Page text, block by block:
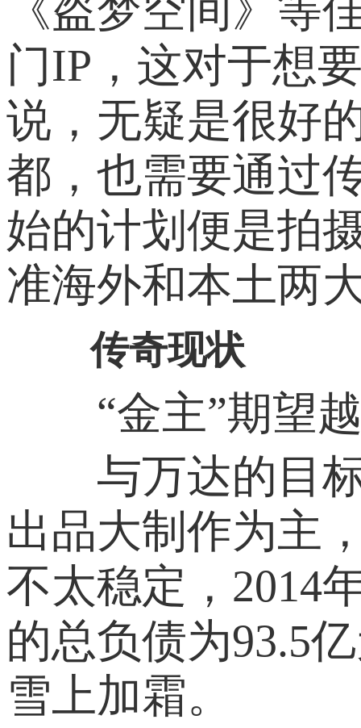
《盗梦空间》等
门IP，这对于想
说，无疑是很好
都，也需要通过
始的计划便是拍
准海外和本土两
传奇现状
“金主”期望越
与万达的目标
出品大制作为主
不太稳定，2014
的总负债为93.5
雪上加霜。